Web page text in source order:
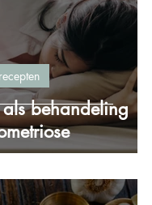
behandeling